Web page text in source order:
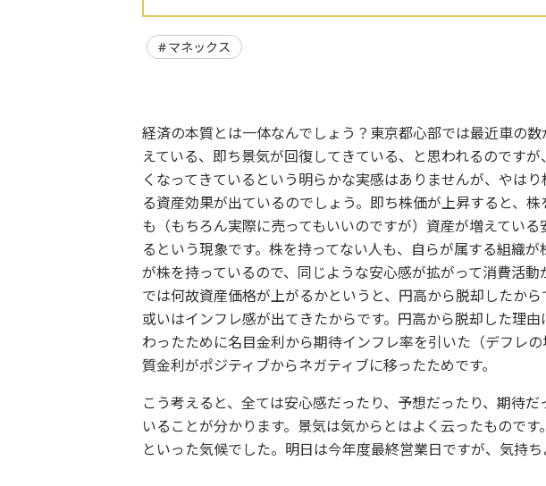
マネックス
経済の本質とは一体なんでしょう？東京都心部では最近車の
えている、即ち景気が回復してきている、と思われるのです
くなってきているという明らかな実感はありませんが、やは
る資産効果が出ているのでしょう。即ち株価が上昇すると、
も（もちろん実際に売ってもいいのですが）資産が増えてい
るという現象です。株を持ってない人も、自らが属する組織
が株を持っているので、同じような安心感が拡がって消費活動
では何故資産価格が上がるかというと、円高から脱却したから
或いはインフレ感が出てきたからです。円高から脱却した理
わったために名目金利から期待インフレ率を引いた（デフレ
質金利がポジティブからネガティブに移ったためです。
こう考えると、全ては安心感だったり、予想だったり、期待
いることが分かります。景気は気からとはよく云ったもので
といった気候でした。明日は今年度最終営業日ですが、気持ち